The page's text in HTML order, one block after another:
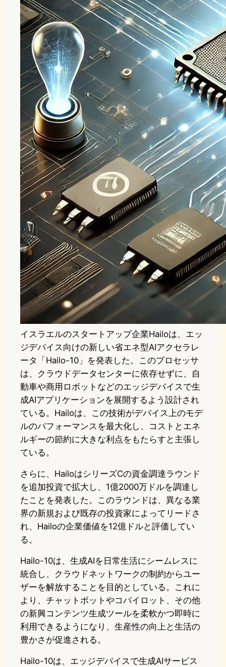
イスラエルのスタートアップ企業Hailoは、エッ
ジデバイス向けの新しい省エネ型AIアクセラレ
ータ「Hailo-10」を発表した。このプロセッサ
は、クラウドデータセンターに依存せずに、自
動車や商用ロボットなどのエッジデバイスで生
成AIアプリケーションを展開するよう設計され
ている。Hailoは、この技術がデバイス上のモデ
ルのパフォーマンスを最大化し、コストとエネ
ルギーの節約に大きな利点をもたらすと主張し
ている。
さらに、HailoはシリーズCの資金調達ラウンド
を追加投資で拡大し、1億2000万ドルを調達し
たことを発表した。このラウンドは、異なる業
界の新規および既存の投資家によってリードさ
れ、Hailoの企業価値を12億ドルと評価してい
る。
Hailo-10は、生成AIを日常生活にシームレスに
統合し、クラウドネットワークの制約からユー
ザーを解放することを目的としている。これに
より、チャットボットやコパイロット、その他
の新興コンテンツ生成ツールを柔軟かつ即時に
利用できるようになり、生産性の向上と生活の
豊かさが促進される。
Hailo-10は、エッジデバイスで生成AIサービス